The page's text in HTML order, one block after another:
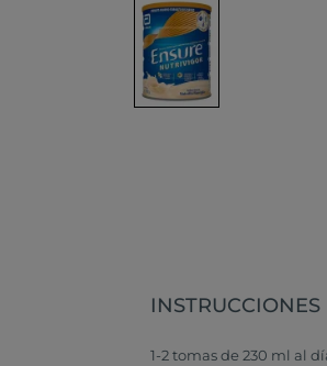
INSTRUCCIONES
1-2 tomas de 230 ml al